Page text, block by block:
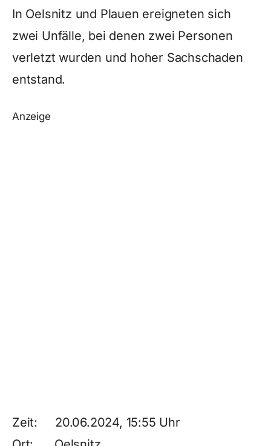
In Oelsnitz und Plauen ereigneten sich
zwei Unfälle, bei denen zwei Personen
verletzt wurden und hoher Sachschaden
entstand.
Anzeige
Zeit: 20.06.2024, 15:55 Uhr